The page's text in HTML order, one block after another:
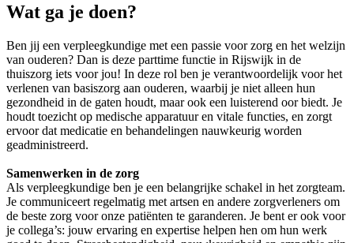
Wat ga je doen?
Ben jij een verpleegkundige met een passie voor zorg en het welzijn
van ouderen? Dan is deze parttime functie in Rijswijk in de
thuiszorg iets voor jou! In deze rol ben je verantwoordelijk voor het
verlenen van basiszorg aan ouderen, waarbij je niet alleen hun
gezondheid in de gaten houdt, maar ook een luisterend oor biedt. Je
houdt toezicht op medische apparatuur en vitale functies, en zorgt
ervoor dat medicatie en behandelingen nauwkeurig worden
geadministreerd.
Samenwerken in de zorg
Als verpleegkundige ben je een belangrijke schakel in het zorgteam.
Je communiceert regelmatig met artsen en andere zorgverleners om
de beste zorg voor onze patiënten te garanderen. Je bent er ook voor
je collega’s: jouw ervaring en expertise helpen hen om hun werk